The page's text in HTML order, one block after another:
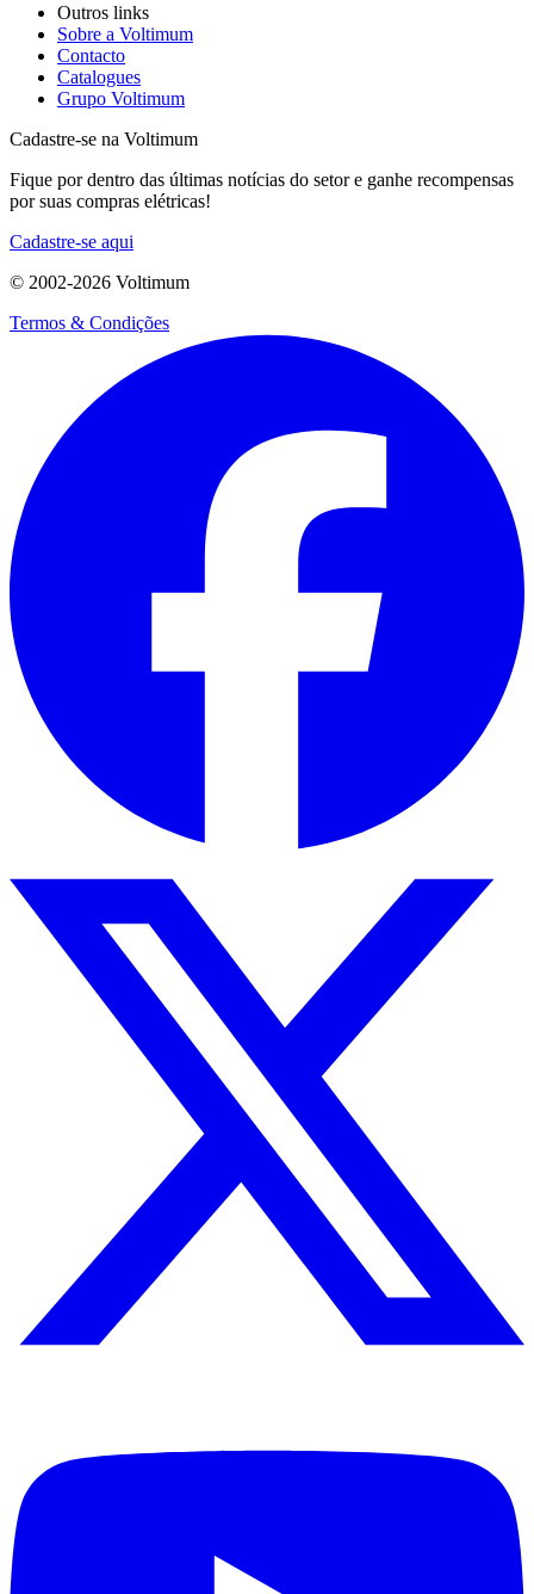
Outros links
Sobre a Voltimum
Contacto
Catalogues
Grupo Voltimum
Cadastre-se na Voltimum
Fique por dentro das últimas notícias do setor e ganhe recompensas
por suas compras elétricas!
Cadastre-se aqui
© 2002-2026 Voltimum
Termos & Condições